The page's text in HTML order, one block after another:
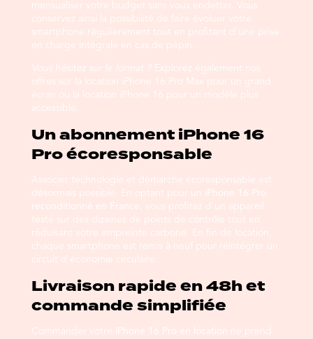
mensualiser votre budget sans vous endetter. Vous
conservez ainsi la possibilité de faire évoluer votre
smartphone régulièrement tout en profitant d'une prise
en charge intégrale en cas de pépin.
Vous hésitez sur le format ? Explorez également nos
offres sur la
location iPhone 16 Pro Max pour un grand
écran ou la
location iPhone 16 pour un modèle plus
accessible.
Un abonnement iPhone 16
Pro écoresponsable
Associer technologie et démarche écoresponsable est
désormais possible. En optant pour un
iPhone 16 Pro
reconditionné en France , vous profitez d'un appareil
testé sur des dizaines de points de contrôle tout en
réduisant votre empreinte carbone. En fin de location,
chaque smartphone est remis à neuf pour réintégrer un
circuit d'économie circulaire.
Livraison rapide en 48h et
commande simplifiée
Commander votre iPhone 16 Pro en location ne prend